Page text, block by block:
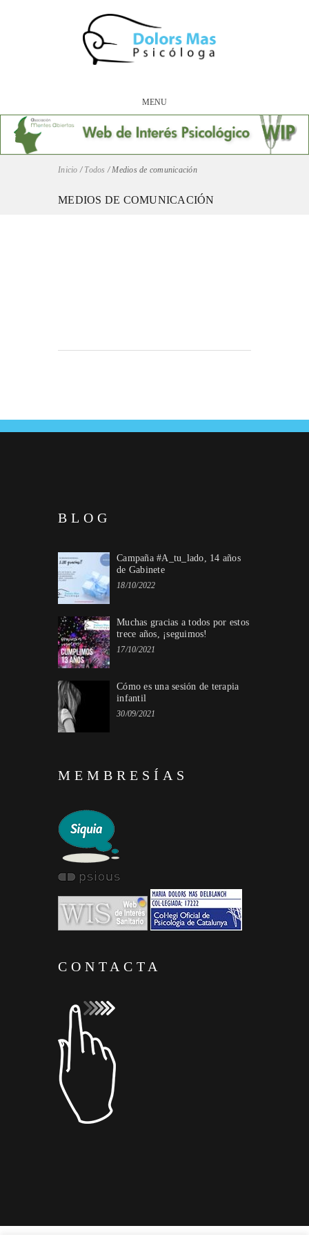
MENU
Inicio / Todos /Medios de comunicación
MEDIOS DE COMUNICACIÓN
BLOG
Campaña #A_tu_lado, 14 años
de Gabinete
18/10/2022
Muchas gracias a todos por estos
trece años, ¡seguimos!
17/10/2021
Cómo es una sesión de terapia
infantil
30/09/2021
MEMBRESÍAS
CONTACTA